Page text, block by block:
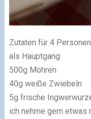
Zutaten für 4
als Hauptgang:
500g Möhren
40g weiße Zwiebeln
5g frische
ich nehme gern etwas